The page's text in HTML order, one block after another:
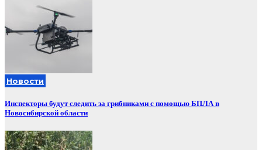
Новости
Инспекторы будут следить за грибниками с помощью БПЛА в
Новосибирской области